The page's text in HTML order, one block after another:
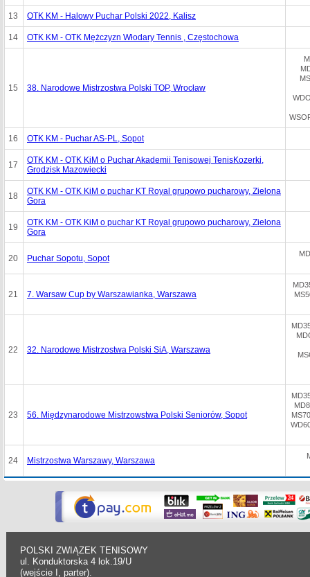
13 OTK KM - Halowy Puchar Polski 2022, Kalisz
14 OTK KM - OTK Mężczyzn Włodary Tennis , Częstochowa
15 38. Narodowe Mistrzostwa Polski TOP, Wrocław
16 OTK KM - Puchar AS-PL, Sopot
17
OTK KM - OTK KiM o Puchar Akademii Tenisowej TenisKozerki,
Grodzisk Mazowiecki
18
OTK KM - OTK KiM o puchar KT Royal grupowo pucharowy, Zielona
Gora
19
OTK KM - OTK KiM o puchar KT Royal grupowo pucharowy, Zielona
Gora
20 Puchar Sopotu, Sopot
21 7. Warsaw Cup by Warszawianka, Warszawa
22 32. Narodowe Mistrzostwa Polski SiA, Warszawa
23 56. Międzynarodowe Mistrzowstwa Polski Seniorów, Sopot
24 Mistrzostwa Warszawy, Warszawa
POLSKI ZWIĄZEK TENISOWY
ul. Konduktorska 4 lok.19/U
(wejście I, parter).